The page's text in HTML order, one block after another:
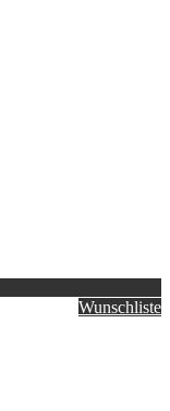
Wunschliste